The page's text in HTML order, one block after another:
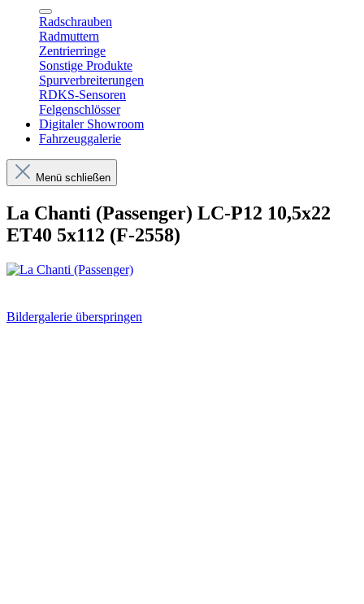
Radschrauben
Radmuttern
Zentrierringe
Sonstige Produkte
Spurverbreiterungen
RDKS-Sensoren
Felgenschlösser
Digitaler Showroom
Fahrzeuggalerie
Menü schließen
La Chanti (Passenger) LC-P12 10,5x22
ET40 5x112 (F-2558)
Bildergalerie überspringen